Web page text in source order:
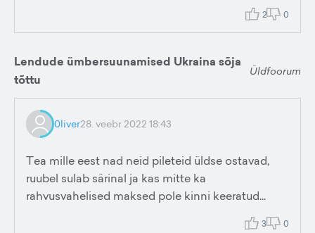
2 0
Lendude ümbersuunamised Ukraina sõja
tõttu
Üldfoorum
0liver28. veebr 2022 18:43
Tea mille eest nad neid pileteid üldse ostavad,
ruubel sulab särinal ja kas mitte ka
rahvusvahelised maksed pole kinni keeratud...
3 0